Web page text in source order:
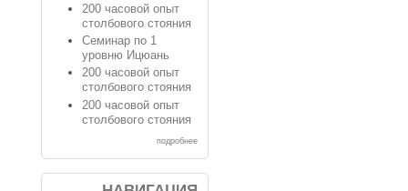
200 часовой опыт
столбового стояния
Семинар по 1
уровню Ицюань
200 часовой опыт
столбового стояния
200 часовой опыт
столбового стояния
подробнее